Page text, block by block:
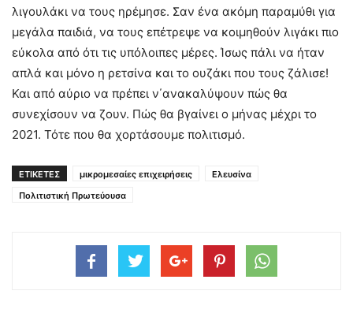
λιγουλάκι να τους ηρέμησε. Σαν ένα ακόμη παραμύθι για
μεγάλα παιδιά, να τους επέτρεψε να κοιμηθούν λιγάκι πιο
εύκολα από ότι τις υπόλοιπες μέρες. Ίσως πάλι να ήταν
απλά και μόνο η ρετσίνα και το ουζάκι που τους ζάλισε!
Και από αύριο να πρέπει ν΄ανακαλύψουν πώς θα
συνεχίσουν να ζουν. Πώς θα βγαίνει ο μήνας μέχρι το
2021. Τότε που θα χορτάσουμε πολιτισμό.
ΕΤΙΚΕΤΕΣ μικρομεσαίες επιχειρήσεις
Ελευσίνα
Πολιτιστική Πρωτεύουσα